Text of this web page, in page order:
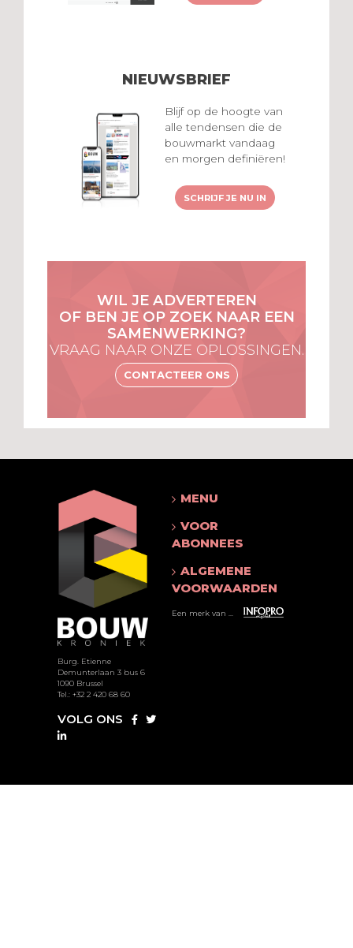
NIEUWSBRIEF
Blijf op de hoogte van
alle tendensen die de
bouwmarkt vandaag
en morgen definiëren!
SCHRIJF JE NU IN
WIL JE ADVERTEREN
OF BEN JE OP ZOEK NAAR EEN
SAMENWERKING?
VRAAG NAAR ONZE OPLOSSINGEN.
CONTACTEER ONS
Burg. Etienne
Demunterlaan 3 bus 6
1090 Brussel
Tel.: +32 2 420 68 60
VOLG ONS
MENU
VOOR
ABONNEES
ALGEMENE
VOORWAARDEN
Een merk van ...